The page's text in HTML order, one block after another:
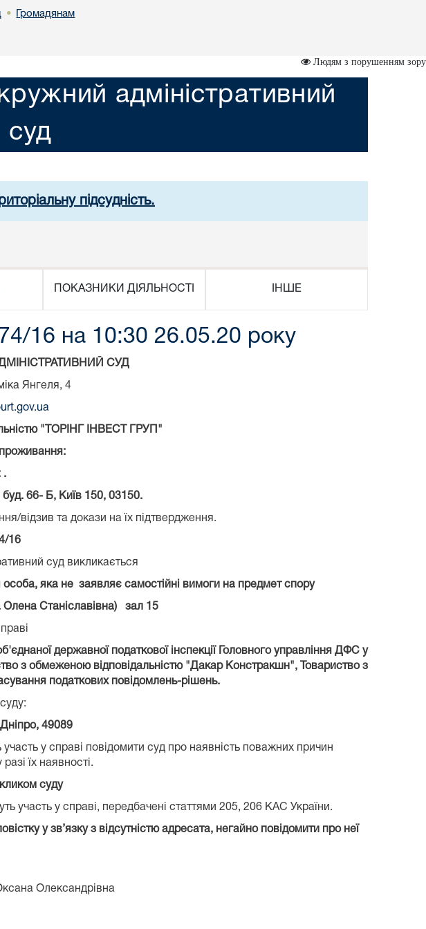
• Громадянам
Людям з порушенням зору
адміністративний
суд
підсудність.
ПОКАЗНИКИ ДІЯЛЬНОСТІ ІНШЕ
16 на 10:30 26.05.20 року
СУД
Янгеля, 4
"ТОРІНГ ІНВЕСТ ГРУП"
.
66- Б, Київ 150, 03150.
відзив та докази на їх підтвердження.
16
суд викликається
яка не заявляє самостійні вимоги на предмет спору
Станіславівна) зал 15
державної податкової інспекції Головного управління ДФС у
з обмеженою відповідальністю "Дакар Констракшн", Товариство з
податкових повідомлень-рішень.
49089
у справі повідомити суд про наявність поважних причин
їх наявності.
суду
участь у справі, передбачені статтями 205, 206 КАС України.
у зв’язку з відсутністю адресата, негайно повідомити про неї
Олександрівна